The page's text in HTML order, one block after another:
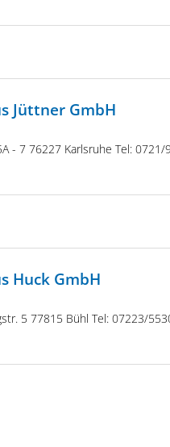
Jüttner GmbH
- 7 76227 Karlsruhe Tel:
Huck GmbH
5 77815 Bühl Tel: 07223/